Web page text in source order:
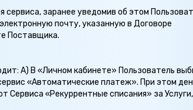
заранее уведомив об этом
почту, указанную в Договоре
Поставщика.
А) В «Личном кабинете» Пользователь
«Автоматические платеж». При этом
Сервиса «Рекуррентные списания» за Услуги,